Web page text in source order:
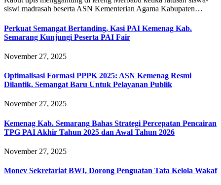
siswi madrasah beserta ASN Kementerian Agama Kabupaten…
Perkuat Semangat Bertanding, Kasi PAI Kemenag Kab.
Semarang Kunjungi Peserta PAI Fair
November 27, 2025
Optimalisasi Formasi PPPK 2025: ASN Kemenag Resmi
Dilantik, Semangat Baru Untuk Pelayanan Publik
November 27, 2025
Kemenag Kab. Semarang Bahas Strategi Percepatan Pencairan
TPG PAI Akhir Tahun 2025 dan Awal Tahun 2026
November 27, 2025
Monev Sekretariat BWI, Dorong Penguatan Tata Kelola Wakaf